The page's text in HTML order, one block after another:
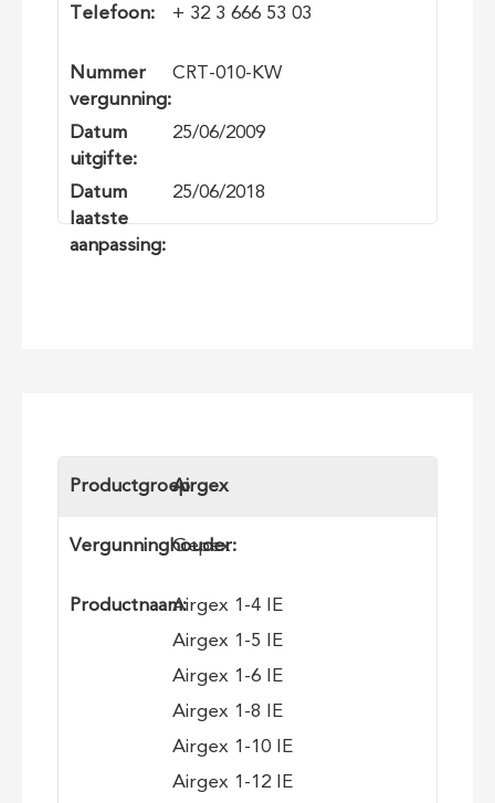
Telefoon: + 32 3 666 53 03
Nummer
vergunning:
CRT-010-KW
Datum
uitgifte:
25/06/2009
Datum
laatste
aanpassing:
25/06/2018
Productgroep​Airgex
Vergunninghouder:
Gepex
Productnaam:​Airgex 1-4 IE
Airgex 1-5 IE
Airgex 1-6 IE
Airgex 1-8 IE
Airgex 1-10 IE
Airgex 1-12 IE